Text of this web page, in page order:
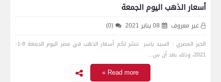
أسعار الذهب اليوم الجمعة
غير معروف 08 يناير 2021 (0)
الخبر المصري : السيد ياسر ننشر لكم أسعار الذهب في مصر اليوم الجمعة 8-1-
2021، وذلك بعد أن س…
Read more »